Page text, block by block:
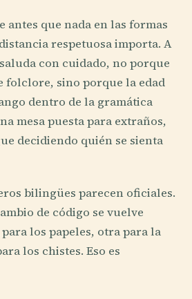
antes que nada en las formas
respetuosa importa. A
con cuidado, no porque
folclore, sino porque la edad
dentro de la gramática
mesa puesta para extraños,
decidiendo quién se sienta
bilingües parecen oficiales.
de código se vuelve
los papeles, otra para la
los chistes. Eso es